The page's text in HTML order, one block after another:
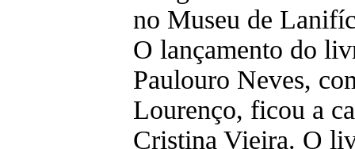
no Museu de
O lançamento do
Paulouro Neves,
Lourenço, ficou a
Cristina Vieira. O